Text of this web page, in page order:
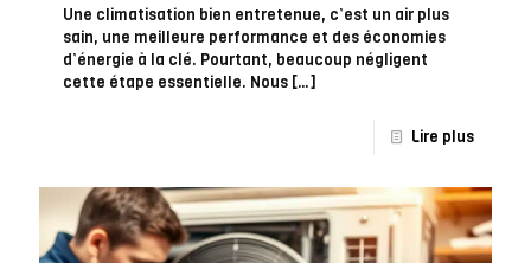
Une climatisation bien entretenue, c’est un air plus
sain, une meilleure performance et des économies
d’énergie à la clé. Pourtant, beaucoup négligent
cette étape essentielle. Nous […]
Lire plus